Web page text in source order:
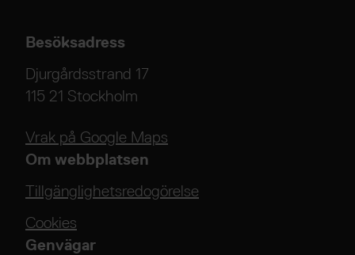
Besöksadress
Djurgårdsstrand 17
115 21 Stockholm
Vrak på Google Maps
Om webbplatsen
Tillgänglighetsredogörelse
Cookies
Genvägar